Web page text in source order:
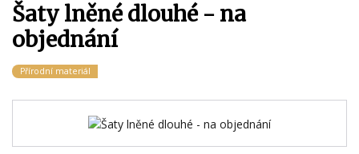
Šaty lněné dlouhé - na
objednání
Přírodní materiál